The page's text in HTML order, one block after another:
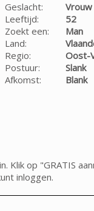
Geslacht:
Vrouw
Leeftijd:
52
Zoekt een:
Man
Land:
Regio:
Oost-
Postuur:
Slank
Afkomst:
Blank
Klik op "GRATIS
inloggen.